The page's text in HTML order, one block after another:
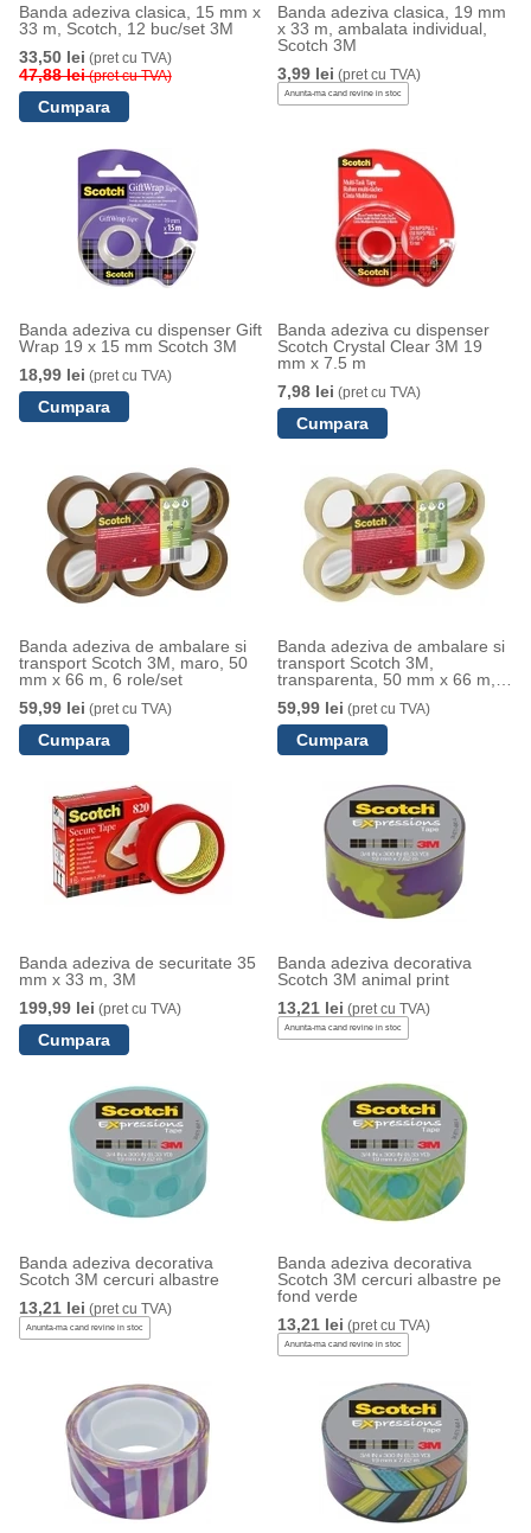
Banda adeziva clasica, 15 mm x
33 m, Scotch, 12 buc/set 3M
33,50 lei (pret cu TVA)
47,88 lei(pret cu TVA)
Banda adeziva clasica, 19 mm
x 33 m, ambalata individual,
Scotch 3M
3,99 lei (pret cu TVA)
Anunta-ma cand revine in stoc
Banda adeziva cu dispenser Gift
Wrap 19 x 15 mm Scotch 3M
18,99 lei (pret cu TVA)
Banda adeziva cu dispenser
Scotch Crystal Clear 3M 19
mm x 7.5 m
7,98 lei (pret cu TVA)
Banda adeziva de ambalare si
transport Scotch 3M, maro, 50
mm x 66 m, 6 role/set
59,99 lei (pret cu TVA)
Banda adeziva de ambalare si
transport Scotch 3M,
transparenta, 50 mm x 66 m, 6
59,99 lei (pret cu TVA)
Banda adeziva de securitate 35
mm x 33 m, 3M
199,99 lei (pret cu TVA)
Banda adeziva decorativa
Scotch 3M animal print
13,21 lei (pret cu TVA)
Anunta-ma cand revine in stoc
Banda adeziva decorativa
Scotch 3M cercuri albastre
13,21 lei (pret cu TVA)
Anunta-ma cand revine in stoc
Banda adeziva decorativa
Scotch 3M cercuri albastre pe
fond verde
13,21 lei (pret cu TVA)
Anunta-ma cand revine in stoc